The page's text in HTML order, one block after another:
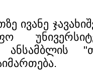
ივანე
ანსამბლის